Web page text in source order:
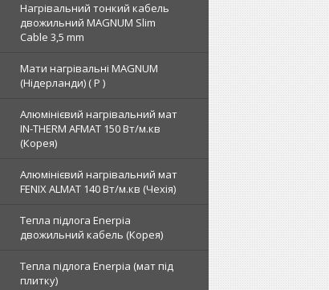
Нагрівальний тонкий кабель
двожильний MAGNUM Slim
Cable 3,5 mm
Мати нагрівальні MAGNUM
(Нідерланди) ( Р )
Алюмінієвий нагрівальний мат
IN-THERM AFMAT 150 Вт/м.кв
(Корея)
Алюмінієвий нагрівальний мат
FENIX ALMAT 140 Вт/м.кв (Чехія)
Тепла підлога Enerpia
двожильний кабель (Корея)
Тепла підлога Enerpia (мат під
плитку)